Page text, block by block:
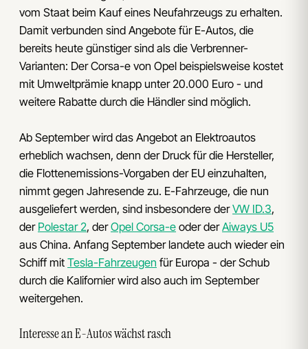
vom Staat beim Kauf eines Neufahrzeugs zu erhalten.
Damit verbunden sind Angebote für E-Autos, die
bereits heute günstiger sind als die Verbrenner-
Varianten: Der Corsa-e von Opel beispielsweise kostet
mit Umweltprämie knapp unter 20.000 Euro - und
weitere Rabatte durch die Händler sind möglich.
Ab September wird das Angebot an Elektroautos
erheblich wachsen, denn der Druck für die Hersteller,
die Flottenemissions-Vorgaben der EU einzuhalten,
nimmt gegen Jahresende zu. E-Fahrzeuge, die nun
ausgeliefert werden, sind insbesondere derVW ID.3,
der Polestar 2, derOpel Corsa-e oder derAiways U5
aus China. Anfang September landete auch wieder ein
Schiff mit Tesla-Fahrzeugen für Europa - der Schub
durch die Kalifornier wird also auch im September
weitergehen.
Interesse an E-Autos wächst rasch